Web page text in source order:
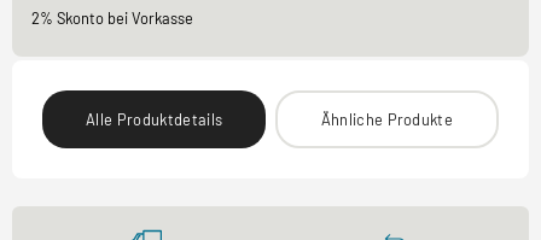
2% Skonto bei Vorkasse
Alle Produktdetails Ähnliche Produkte